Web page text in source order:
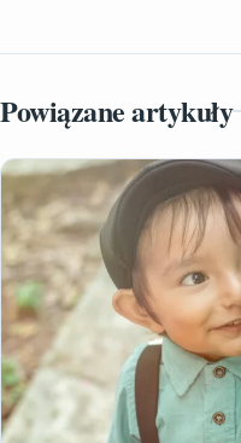
Powiązane artykuły